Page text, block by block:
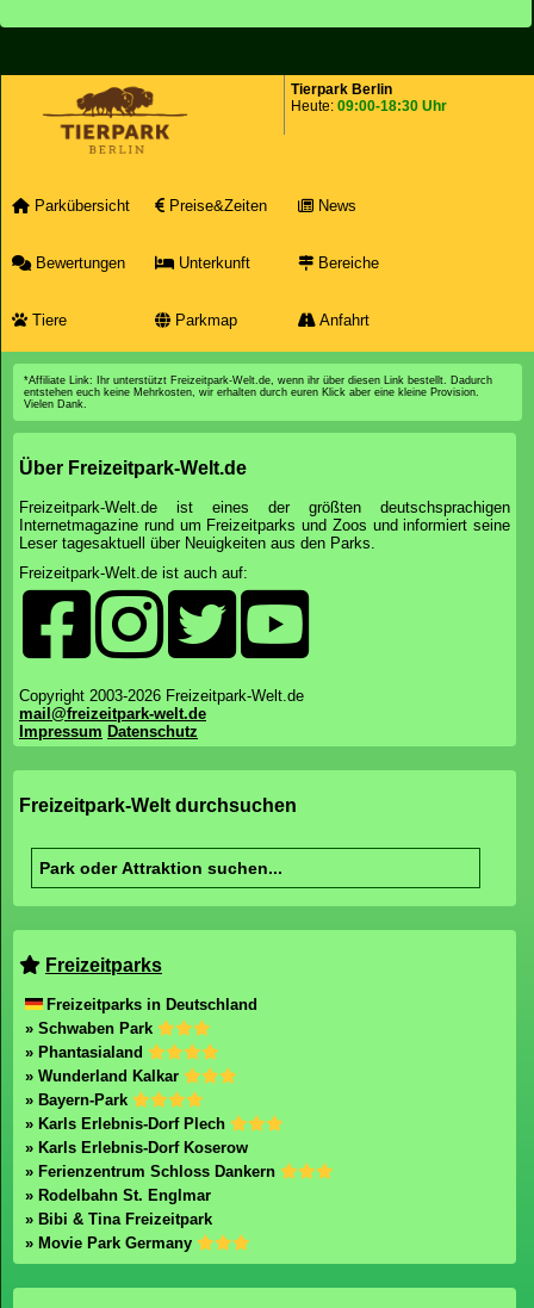
Tierpark Berlin
Heute: 09:00-18:30 Uhr
Parkübersicht Preise&Zeiten News
Bewertungen Unterkunft Bereiche
Tiere Parkmap Anfahrt
*Affiliate Link: Ihr unterstützt Freizeitpark-Welt.de, wenn ihr über diesen Link bestellt. Dadurch
entstehen euch keine Mehrkosten, wir erhalten durch euren Klick aber eine kleine Provision.
Vielen Dank.
Über Freizeitpark-Welt.de
Freizeitpark-Welt.de ist eines der größten deutschsprachigen
Internetmagazine rund um Freizeitparks und Zoos und informiert seine
Leser tagesaktuell über Neuigkeiten aus den Parks.
Freizeitpark-Welt.de ist auch auf:
Copyright 2003-2026 Freizeitpark-Welt.de
mail@freizeitpark-welt.de
Impressum Datenschutz
Freizeitpark-Welt durchsuchen
Freizeitparks
Freizeitparks in Deutschland
» Schwaben Park
» Phantasialand
» Wunderland Kalkar
» Bayern-Park
» Karls Erlebnis-Dorf Plech
» Karls Erlebnis-Dorf Koserow
» Ferienzentrum Schloss Dankern
» Rodelbahn St. Englmar
» Bibi & Tina Freizeitpark
» Movie Park Germany